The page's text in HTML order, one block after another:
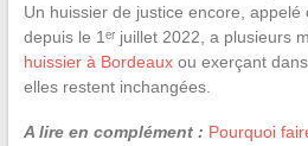
Un huissier de justice encore, appelé
depuis le 1ᵉʳ juillet 2022, a plusieurs
huissier à Bordeauxou exerçant
elles restent inchangées.
A lire en complément : Pourquoi